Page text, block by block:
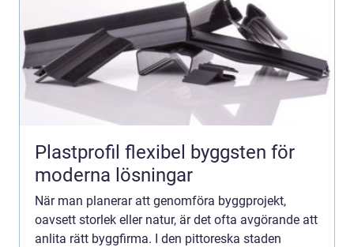
Plastprofil flexibel byggsten för
moderna lösningar
När man planerar att genomföra byggprojekt,
oavsett storlek eller natur, är det ofta avgörande att
anlita rätt byggfirma. I den pittoreska staden